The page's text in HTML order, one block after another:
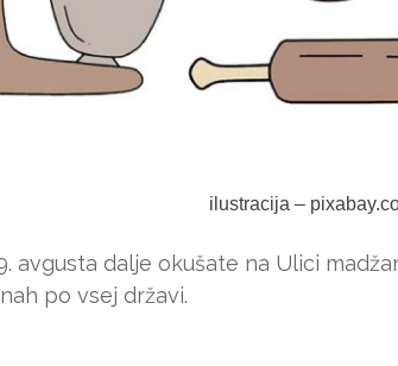
ilustracija –
avgusta dalje okušate na Ulici
po vsej državi.